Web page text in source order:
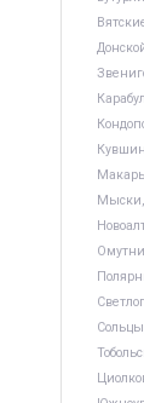
Мыски,